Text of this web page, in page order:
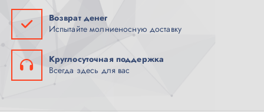
Возврат денег
Испытайте молниеносную доставку
Круглосуточная поддержка
Всегда здесь для вас